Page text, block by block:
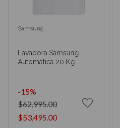
Samsung
Lavadora Samsung
Automática 20 Kg
WF20T6000AW
$53,495.00
$62,995.00
-15%